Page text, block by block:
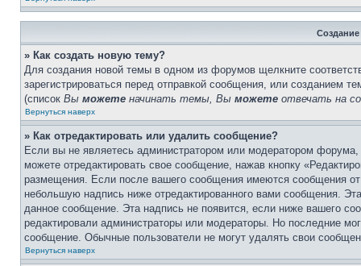
» Как создать новую тему?
Для создания новой темы в одном из форумов щелкните
зарегистрироваться перед отправкой сообщения, или созданием
(список Вы можете начинать темы, Вы можете отвечать на
Вернуться наверх
» Как отредактировать или удалить сообщение?
Если вы не являетесь администратором или модератором
можете отредактировать свое сообщение, нажав кнопку
размещения. Если после вашего сообщения имеются сообщения
небольшую надпись ниже отредактированного вами сообщения.
данное сообщение. Эта надпись не появится, если ниже вашего
редактировали администраторы или модераторы. Но последние
сообщение. Обычные пользователи не могут удалять свои
Вернуться наверх